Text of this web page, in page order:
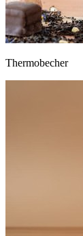
Thermobecher